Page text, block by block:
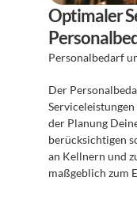
Optimaler
Personalbedarf
Der
der Planung
berücksichtigen
an Kellnern und
maßgeblich zum